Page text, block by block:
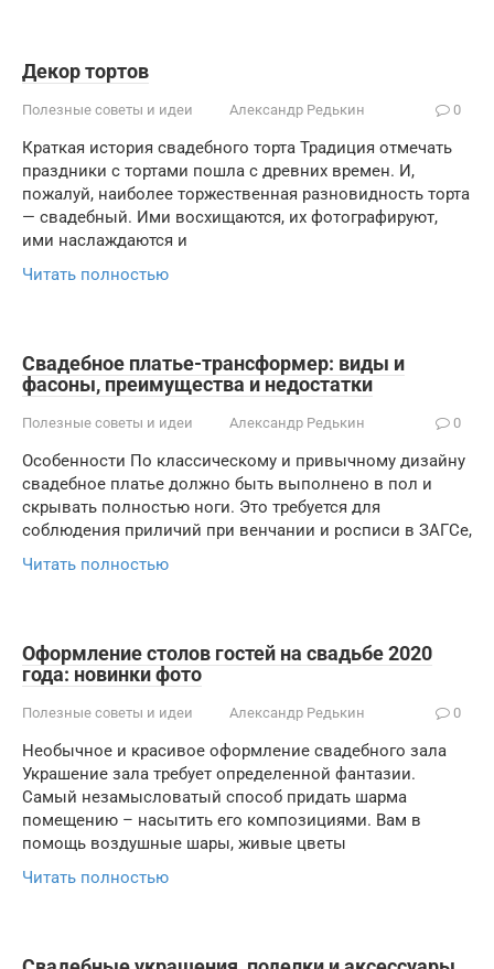
Декор тортов
Полезные советы и идеи Александр Редькин 0
Краткая история свадебного торта Традиция отмечать
праздники с тортами пошла с древних времен. И,
пожалуй, наиболее торжественная разновидность торта
— свадебный. Ими восхищаются, их фотографируют,
ими наслаждаются и
Читать полностью
Свадебное платье-трансформер: виды и
фасоны, преимущества и недостатки
Полезные советы и идеи Александр Редькин 0
Особенности По классическому и привычному дизайну
свадебное платье должно быть выполнено в пол и
скрывать полностью ноги. Это требуется для
соблюдения приличий при венчании и росписи в ЗАГСе,
Читать полностью
Оформление столов гостей на свадьбе 2020
года: новинки фото
Полезные советы и идеи Александр Редькин 0
Необычное и красивое оформление свадебного зала
Украшение зала требует определенной фантазии.
Самый незамысловатый способ придать шарма
помещению – насытить его композициями. Вам в
помощь воздушные шары, живые цветы
Читать полностью